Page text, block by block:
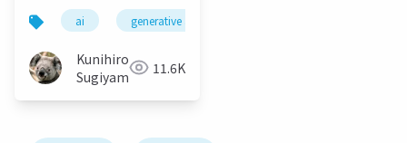
ai generative ai
Kunihiro
Sugiyama
11.6K